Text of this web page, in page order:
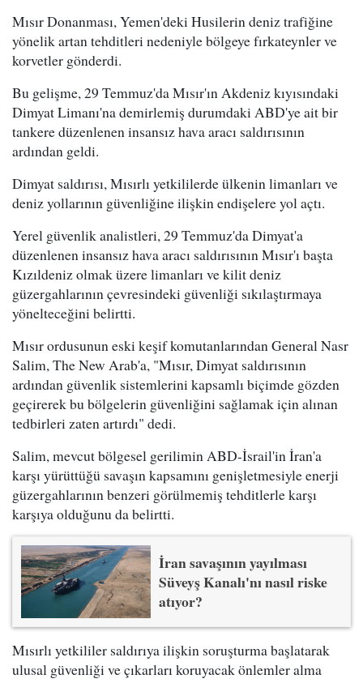
Mısır Donanması, Yemen'deki Husilerin deniz trafiğine
yönelik artan tehditleri nedeniyle bölgeye fırkateynler ve
korvetler gönderdi.
Bu gelişme, 29 Temmuz'da Mısır'ın Akdeniz kıyısındaki
Dimyat Limanı'na demirlemiş durumdaki ABD'ye ait bir
tankere düzenlenen insansız hava aracı saldırısının
ardından geldi.
Dimyat saldırısı, Mısırlı yetkililerde ülkenin limanları ve
deniz yollarının güvenliğine ilişkin endişelere yol açtı.
Yerel güvenlik analistleri, 29 Temmuz'da Dimyat'a
düzenlenen insansız hava aracı saldırısının Mısır'ı başta
Kızıldeniz olmak üzere limanları ve kilit deniz
güzergahlarının çevresindeki güvenliği sıkılaştırmaya
yönelteceğini belirtti.
Mısır ordusunun eski keşif komutanlarından General Nasr
Salim, The New Arab'a, "Mısır, Dimyat saldırısının
ardından güvenlik sistemlerini kapsamlı biçimde gözden
geçirerek bu bölgelerin güvenliğini sağlamak için alınan
tedbirleri zaten artırdı" dedi.
Salim, mevcut bölgesel gerilimin ABD-İsrail'in İran'a
karşı yürüttüğü savaşın kapsamını genişletmesiyle enerji
güzergahlarının benzeri görülmemiş tehditlerle karşı
karşıya olduğunu da belirtti.
İran savaşının yayılması
Süveyş Kanalı'nı nasıl riske
atıyor?
Mısırlı yetkililer saldırıya ilişkin soruşturma başlatarak
ulusal güvenliği ve çıkarları koruyacak önlemler alma